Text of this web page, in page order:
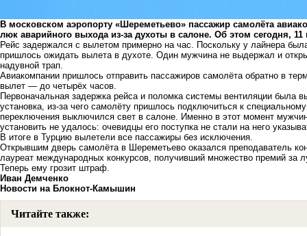
В московском аэропорту «Шереметьево» пассажир самолёта
люк аварийного выхода из-за духоты в салоне. Об этом сегодня,
Рейс задержался с вылетом примерно на час. Поскольку у лайнера
пришлось ожидать вылета в духоте. Один мужчина не выдержал и
надувной трап.
Авиакомпании пришлось отправить пассажиров самолёта обратно в
вылет — до четырёх часов.
Первоначальная задержка рейса и поломка системы вентиляции была
установка, из-за чего самолёту пришлось подключиться к
переключения выключился свет в салоне. Именно в этот момент
установить не удалось: очевидцы его поступка не стали на него
В итоге в Турцию вылетели все пассажиры без исключения.
Открывшим дверь самолёта в Шереметьево оказался преподаватель
лауреат международных конкурсов, получивший множество премий за
Теперь ему грозит штраф.
Иван Демченко
Новости на Блoкнoт-Камышин
Читайте также: